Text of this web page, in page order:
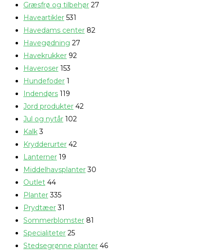
Græsfrø og tilbehør 27
Haveartikler 531
Havedams center 82
Havegødning 27
Havekrukker 92
Haveroser 153
Hundefoder 1
Indendørs 119
Jord produkter 42
Jul og nytår 102
Kalk 3
Krydderurter 42
Lanterner 19
Middelhavsplanter 30
Outlet 44
Planter 335
Prydtæer 31
Sommerblomster 81
Specialiteter 25
Stedsegrønne planter 46